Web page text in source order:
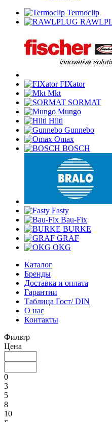
Termoclip
FIXator
Mkt
SORMAT
Mungo
Hilti
Gunnebo
Omax
BOSCH
Fasty
Bau-Fix
BURKE
GRAF
OKG
Каталог
Бренды
Доставка и оплата
Гарантии
Таблица Гост/ DIN
О нас
Контакты
Фильтр
Цена
0
3
5
8
10